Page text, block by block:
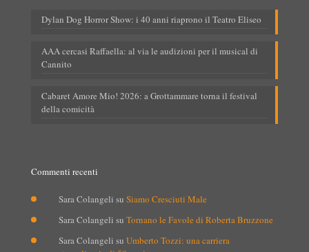
Dylan Dog Horror Show: i 40 anni riaprono il Teatro Eliseo
AAA cercasi Raffaella: al via le audizioni per il musical di
Cannito
Cabaret Amore Mio! 2026: a Grottammare torna il festival
della comicità
Commenti recenti
Sara Colangeli su Siamo Cresciuti Male
Sara Colangeli su Tornano le Favole di Roberta Bruzzone
Sara Colangeli su Umberto Tozzi: una carriera